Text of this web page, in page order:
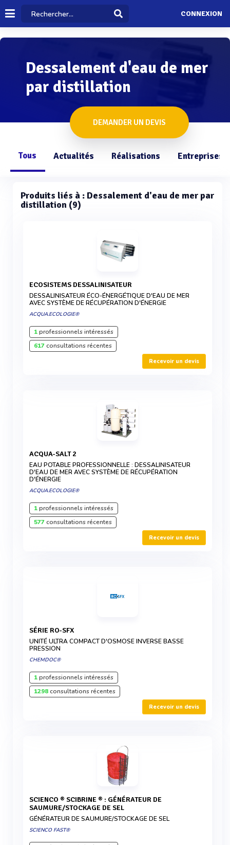
CONNEXION
Dessalement d'eau de mer
par distillation
DEMANDER UN DEVIS
Tous Actualités Réalisations Entreprises
Produits liés à : Dessalement d'eau de mer par
distillation (9)
ECOSISTEMS DESSALINISATEUR
DESSALINISATEUR ÉCO-ÉNERGÉTIQUE D'EAU DE MER
AVEC SYSTÈME DE RÉCUPÉRATION D'ÉNERGIE
ACQUA.ECOLOGIE®
1professionnels intéressés
617consultations récentes
Recevoir un devis
ACQUA-SALT 2
EAU POTABLE PROFESSIONNELLE : DESSALINISATEUR
D'EAU DE MER AVEC SYSTÈME DE RÉCUPÉRATION
D'ÉNERGIE
ACQUA.ECOLOGIE®
1professionnels intéressés
577consultations récentes
Recevoir un devis
SÉRIE RO-SFX
UNITÉ ULTRA COMPACT D'OSMOSE INVERSE BASSE
PRESSION
CHEMDOC®
1professionnels intéressés
1298consultations récentes
Recevoir un devis
SCIENCO ® SCIBRINE ® : GÉNÉRATEUR DE
SAUMURE/STOCKAGE DE SEL
GÉNÉRATEUR DE SAUMURE/STOCKAGE DE SEL
SCIENCO FAST®